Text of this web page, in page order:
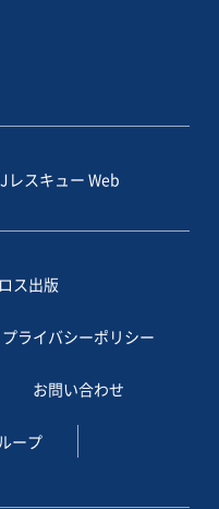
Jレスキュー Web
ス出版
プライバシーポリシー
お問い合わせ
ープ